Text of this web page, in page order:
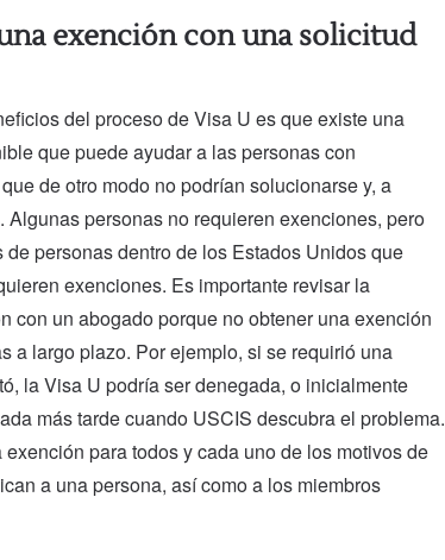
exención con una solicitud
del proceso de Visa U es que existe una
que puede ayudar a las personas con
de otro modo no podrían solucionarse y, a
Algunas personas no requieren exenciones, pero
personas dentro de los Estados Unidos que
exenciones. Es importante revisar la
con un abogado porque no obtener una exención
a largo plazo. Por ejemplo, si se requirió una
la Visa U podría ser denegada, o inicialmente
más tarde cuando USCIS descubra el problema.
para todos y cada uno de los motivos de
a una persona, así como a los miembros